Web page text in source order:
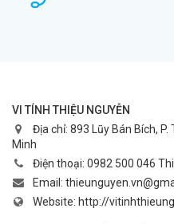
VI TÍNH THIỆU NGUYỄN
Địa chỉ: 893 Lũy Bán Bích, P.
Minh
Điện thoại: 0982 500 046
Email:
Website: http://